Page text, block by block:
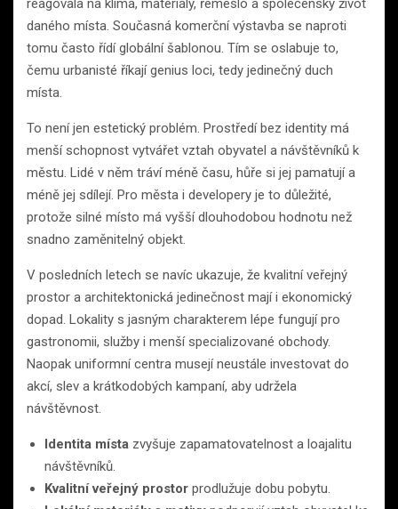
reagovala na klima, materiály, řemeslo a společenský život
daného místa. Současná komerční výstavba se naproti
tomu často řídí globální šablonou. Tím se oslabuje to,
čemu urbanisté říkají genius loci, tedy jedinečný duch
místa.
To není jen estetický problém. Prostředí bez identity má
menší schopnost vytvářet vztah obyvatel a návštěvníků k
městu. Lidé v něm tráví méně času, hůře si jej pamatují a
méně jej sdílejí. Pro města i developery je to důležité,
protože silné místo má vyšší dlouhodobou hodnotu než
snadno zaměnitelný objekt.
V posledních letech se navíc ukazuje, že kvalitní veřejný
prostor a architektonická jedinečnost mají i ekonomický
dopad. Lokality s jasným charakterem lépe fungují pro
gastronomii, služby i menší specializované obchody.
Naopak uniformní centra musejí neustále investovat do
akcí, slev a krátkodobých kampaní, aby udržela
návštěvnost.
Identita místa zvyšuje zapamatovatelnost a loajalitu
návštěvníků.
Kvalitní veřejný prostor prodlužuje dobu pobytu.